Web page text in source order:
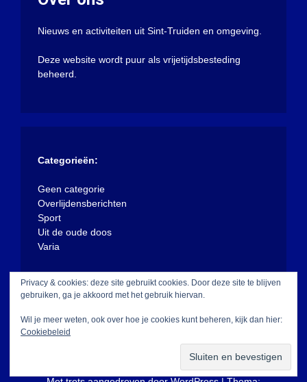
Nieuws en activiteiten uit Sint-Truiden en omgeving.
Deze website wordt puur als vrijetijdsbesteding
beheerd.
Categorieën:
Geen categorie
Overlijdensberichten
Sport
Uit de oude doos
Varia
Privacy & cookies: deze site gebruikt cookies. Door deze site te blijven
gebruiken, ga je akkoord met het gebruik hiervan.
Wil je meer weten, ook over hoe je cookies kunt beheren, kijk dan hier:
Cookiebeleid